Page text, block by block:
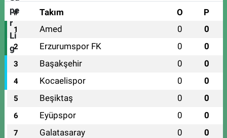
# Takım O P
1 Amed 0 0
2 Erzurumspor FK 0 0
3 Başakşehir 0 0
4 Kocaelispor 0 0
5 Beşiktaş 0 0
6 Eyüpspor 0 0
7 Galatasaray 0 0